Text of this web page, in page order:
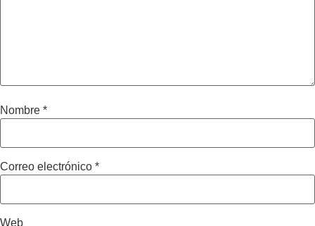
Nombre *
Correo electrónico *
Web